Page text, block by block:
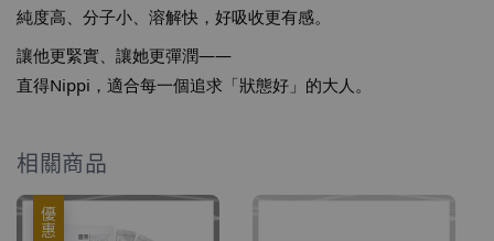
純度高、分子小、溶解快，好吸收更有感。
讓他更緊實、讓她更彈潤——
直得Nippi，適合每一個追求「狀態好」的大人。
相關商品
優惠